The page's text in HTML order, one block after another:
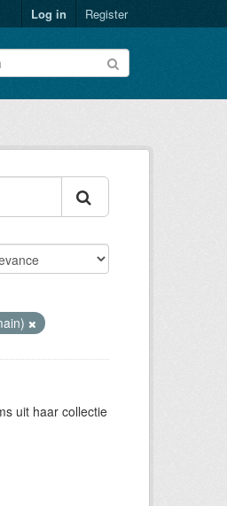
Log in Register
uit haar collectie